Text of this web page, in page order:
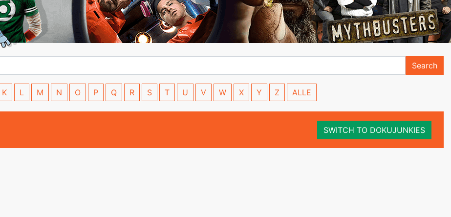
Search
K L M N O P Q R S T U V W X Y Z ALLE
SWITCH TO DOKUJUNKIES